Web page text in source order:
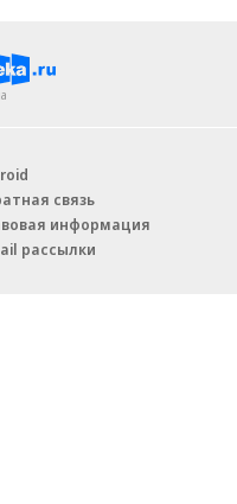
связь
информация
рассылки